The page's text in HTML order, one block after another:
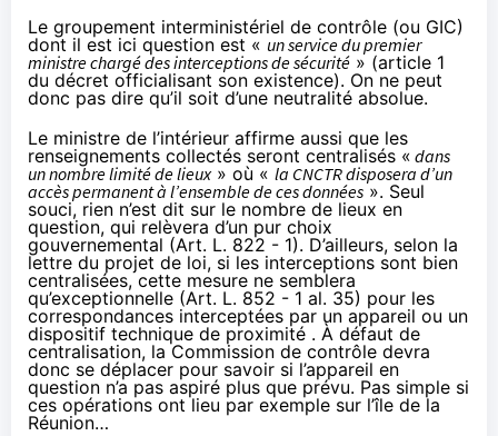
Le groupement interministériel de contrôle (ou GIC)
dont il est ici question est « un service du premier
ministre chargé des interceptions de sécurité » (article 1
du décret officialisant son existence). On ne peut
donc pas dire qu’il soit d’une neutralité absolue.
Le ministre de l’intérieur affirme aussi que les
renseignements collectés seront centralisés « dans
un nombre limité delieux» où « la CNCTR disposera d’un
accès permanent à l’ensemble de ces données ». Seul
souci, rien n’est dit sur le nombre de lieux en
question, qui relèvera d’un pur choix
gouvernemental (Art. L. 822 - 1). D’ailleurs, selon la
lettre du projet de loi, si les interceptions sont bien
centralisées, cette mesure ne semblera
qu’exceptionnelle (Art. L. 852 - 1 al. 35) pour les
correspondances interceptées par un appareil ou un
dispositif technique de proximité . À défaut de
centralisation, la Commission de contrôle devra
donc se déplacer pour savoir si l’appareil en
question n’a pas aspiré plus que prévu. Pas simple si
ces opérations ont lieu par exemple sur l’île de la
Réunion…